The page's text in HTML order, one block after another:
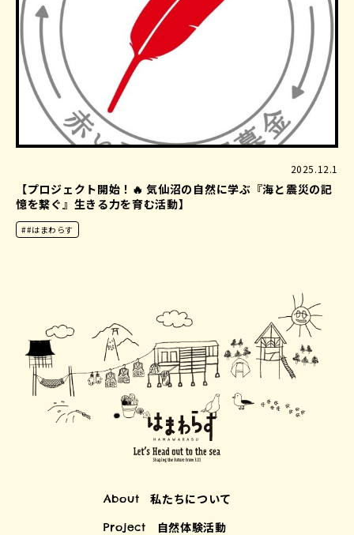
2025.12.1
【プロジェクト開始！🔥 気仙沼の自然に学ぶ『海と震災の記
憶を繋ぐ』生きる力を育む活動】
##はまわらす
About 私たちについて
Project 自然体験活動